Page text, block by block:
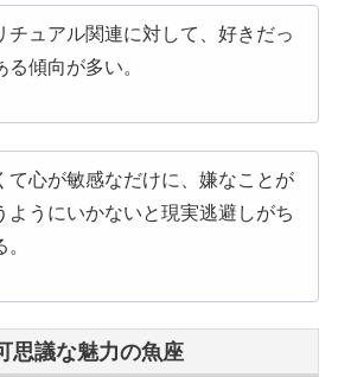
チュアル関連に対して、好きだっ
傾向が多い。
て心が敏感なだけに、嫌なことが
ようにいかないと現実逃避しがち
思議な魅力の魚座